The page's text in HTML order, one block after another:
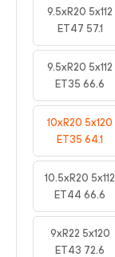
9.5xR20 5x112
ET47 57.1
9.5xR20 5x112
ET35 66.6
10xR20 5x120
ET35 64.1
10.5xR20 5x112
ET44 66.6
9xR22 5x120
ET43 72.6